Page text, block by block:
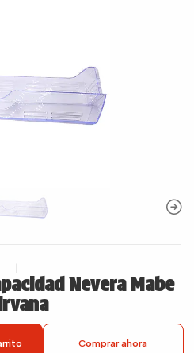
Nevera Mabe
Comprar ahora